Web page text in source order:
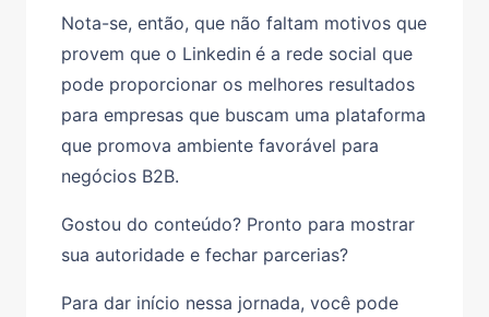
Nota-se, então, que não faltam motivos que
provem que o Linkedin é a rede social que
pode proporcionar os melhores resultados
para empresas que buscam uma plataforma
que promova ambiente favorável para
negócios B2B.
Gostou do conteúdo? Pronto para mostrar
sua autoridade e fechar parcerias?
Para dar início nessa jornada, você pode